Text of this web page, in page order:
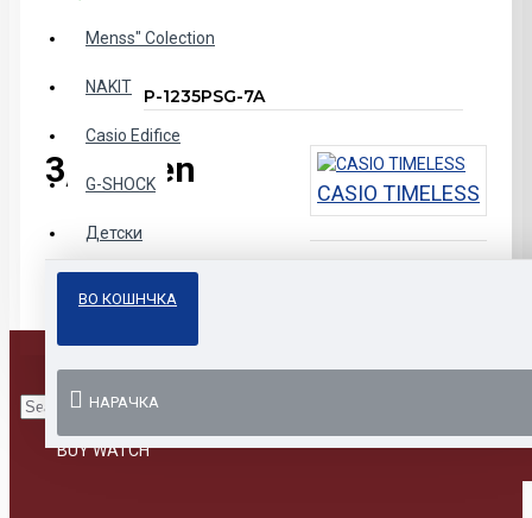
Menss" Colection
NAKIT
Casio Edifice
G-SHOCK
Детски
Casio LTP-1235PSG-7A
3,290den
CASIO TIMELESS
ВО КОШНЧКА
НАРАЧКА
Online Prodavnica
BUY WATCH